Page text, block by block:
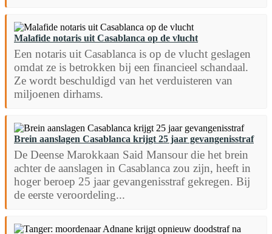
Malafide notaris uit Casablanca op de vlucht
Een notaris uit Casablanca is op de vlucht geslagen
omdat ze is betrokken bij een financieel schandaal.
Ze wordt beschuldigd van het verduisteren van
miljoenen dirhams.
Brein aanslagen Casablanca krijgt 25 jaar gevangenisstraf
De Deense Marokkaan Said Mansour die het brein
achter de aanslagen in Casablanca zou zijn, heeft in
hoger beroep 25 jaar gevangenisstraf gekregen. Bij
de eerste veroordeling...